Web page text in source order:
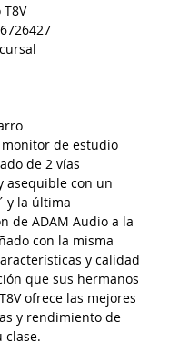
monitor de estudio
de 2 vías
asequible con un
y la última
de ADAM Audio a la
con la misma
y calidad
que sus hermanos
ofrece las mejores
y rendimiento de
clase.